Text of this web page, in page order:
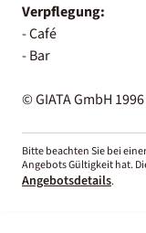
Verpflegung:
- Café
- Bar
© GIATA GmbH
Bitte beachten Sie bei
Angebots Gültigkeit hat.
Angebotsdetails.